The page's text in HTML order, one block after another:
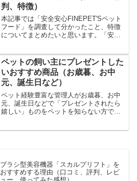
判、特徴）
本記事では「安全安心FINEPET'Sペット
フード」を調査して分かったこと、特徴
についてまとめたいと思います。「安全
消化吸収率、お得な定期便、高い評価、
口コミ順...
ペットの飼い主にプレゼントした
いおすすめ商品（お歳暮、お中
元、誕生日など）
ペット経験豊富な管理人がお歳暮、お中
元、誕生日などで「プレゼントされたら
嬉しい」ものをペットを知らない方でも
ブラシ型美容機器「スカルプリフト」を
おすすめする理由（口コミ、評判、レビ